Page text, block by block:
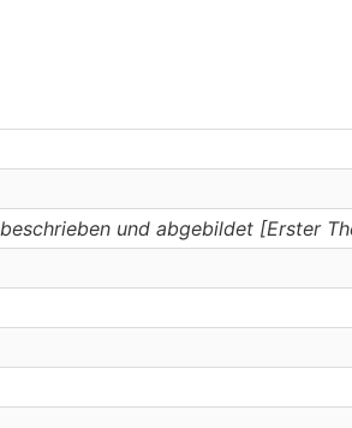
und abgebildet [Erster